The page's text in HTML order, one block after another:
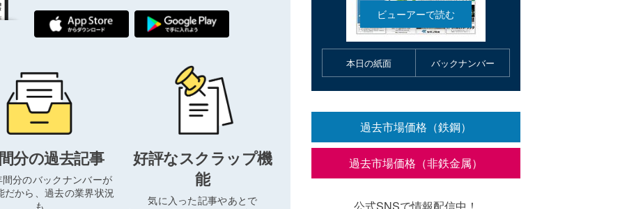
分の過去記事
分のバックナンバーが
だから、過去の業界状況
も
好評なスクラップ機
能
気に入った記事やあとで
本日の紙面 バックナンバー
過去市場価格（鉄鋼）
過去市場価格（非鉄金属）